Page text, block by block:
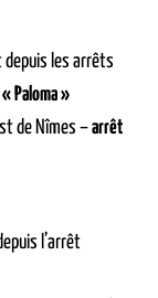
les arrêts
Paloma »
de Nîmes –arrêt
l’arrêt